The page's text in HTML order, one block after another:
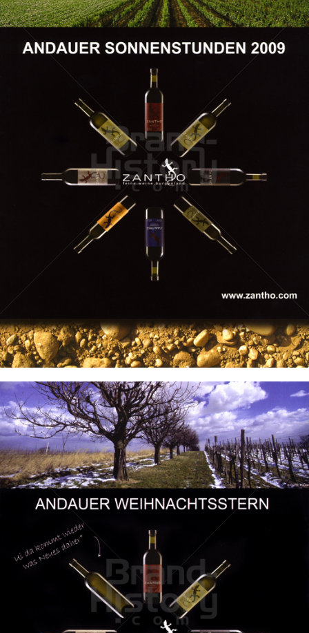
Weingut ZANTHO Weingut ZANTHO 2009
Bild-ID: 19940
Weingut ZANTHO Weingut ZANTHO